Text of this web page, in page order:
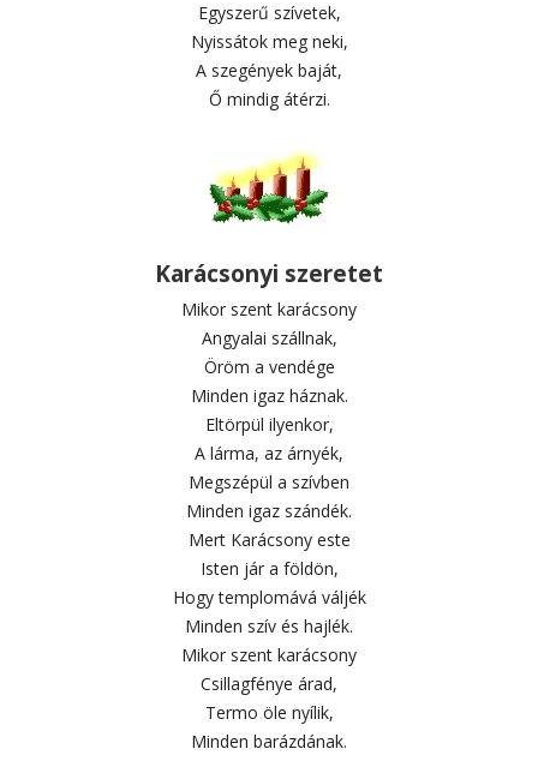
Egyszerű szívetek,
Nyissátok meg neki,
A szegények baját,
Ő mindig átérzi.
Karácsonyi szeretet
Mikor szent karácsony
Angyalai szállnak,
Öröm a vendége
Minden igaz háznak.
Eltörpül ilyenkor,
A lárma, az árnyék,
Megszépül a szívben
Minden igaz szándék.
Mert Karácsony este
Isten jár a földön,
Hogy templomává váljék
Minden szív és hajlék.
Mikor szent karácsony
Csillagfénye árad,
Termo öle nyílik,
Minden barázdának.